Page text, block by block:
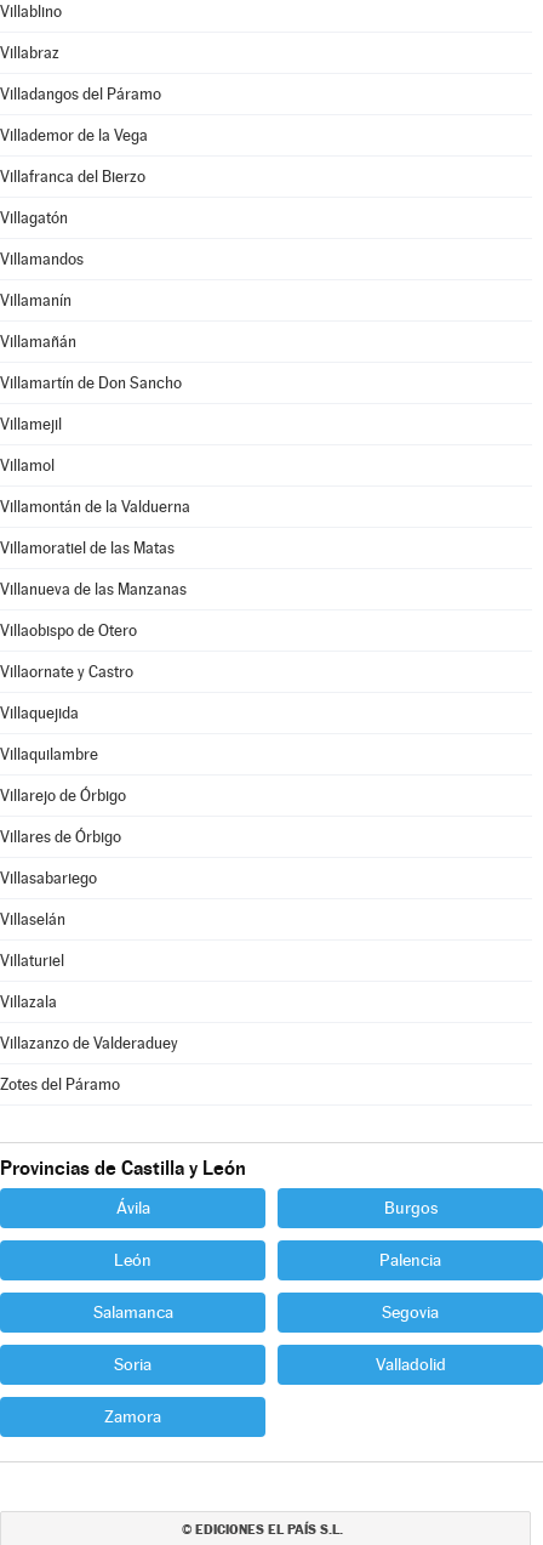
Villablino
Villabraz
Villadangos del Páramo
Villademor de la Vega
Villafranca del Bierzo
Villagatón
Villamandos
Villamanín
Villamañán
Villamartín de Don Sancho
Villamejil
Villamol
Villamontán de la Valduerna
Villamoratiel de las Matas
Villanueva de las Manzanas
Villaobispo de Otero
Villaornate y Castro
Villaquejida
Villaquilambre
Villarejo de Órbigo
Villares de Órbigo
Villasabariego
Villaselán
Villaturiel
Villazala
Villazanzo de Valderaduey
Zotes del Páramo
Provincias de Castilla y León
Ávila Burgos
León Palencia
Salamanca Segovia
Soria Valladolid
Zamora
© EDICIONES EL PAÍS S.L.